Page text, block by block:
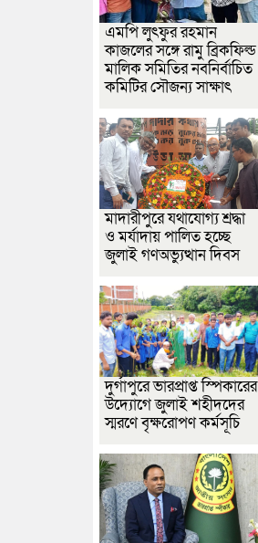
এমপি লুৎফুর রহমান
কাজলের সঙ্গে রামু ব্রিকফিল্ড
মালিক সমিতির নবনির্বাচিত
কমিটির সৌজন্য সাক্ষাৎ
মাদারীপুরে যথাযোগ্য শ্রদ্ধা
ও মর্যাদায় পালিত হচ্ছে
জুলাই গণঅভ্যুত্থান দিবস
দুর্গাপুরে ভারপ্রাপ্ত স্পিকারের
উদ্যোগে জুলাই শহীদদের
স্মরণে বৃক্ষরোপণ কর্মসূচি